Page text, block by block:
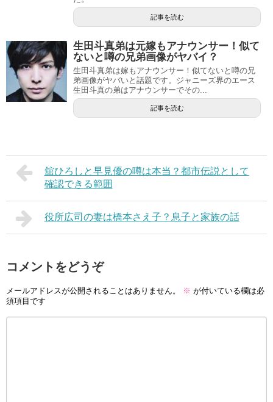
記事を読む
生田斗真弟は元嫁もアナウンサー！似て
ないと噂の兄弟画像がヤバイ？
生田斗真弟は嫁もアナウンサー！似てないと噂の兄
弟画像がヤバいと話題です。ジャニーズ界のエース
生田斗真の弟はアナウンサーでその...
記事を読む
舘ひろしと早見優の噂は本当？都市伝説として
確認できる範囲
役所広司の妻は橋本さえ子？息子と家族の話
コメントをどうぞ
メールアドレスが公開されることはありません。 ※ が付いている欄は必
須項目です